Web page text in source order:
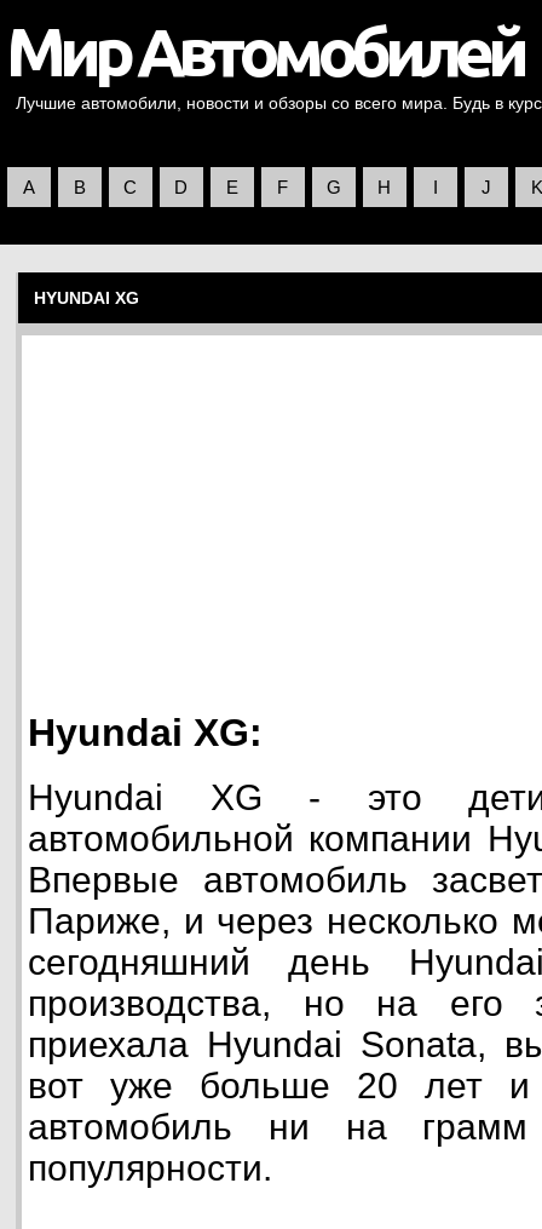
Лучшие автомобили, новости и обзоры со всего мира. Будь в
A B C D E F G H I J K
HYUNDAI XG
Hyundai XG:
Hyundai XG - это
автомобильной компании
Впервые автомобиль
Париже, и через несколько
сегодняшний день
производства, но на его
приехала Hyundai Sonata,
вот уже больше 20 лет и
автомобиль ни на
популярности.